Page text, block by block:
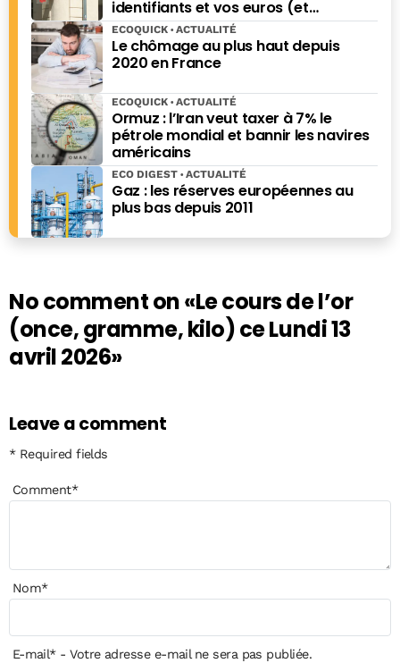
identifiants et vos euros (et
comment vous protéger)
Le chômage au plus haut depuis
2020 en France
ECOQUICK ACTUALITÉ
Ormuz : l’Iran veut taxer à 7% le
pétrole mondial et bannir les navires
américains
ECOQUICK ACTUALITÉ
Gaz : les réserves européennes au
plus bas depuis 2011
ECO DIGEST ACTUALITÉ
No comment on«Le cours de l’or
(once, gramme, kilo) ce Lundi 13
avril 2026»
Leave a comment
* Required fields
Comment*
Nom*
E-mail*- Votre adresse e-mail ne sera pas publiée.